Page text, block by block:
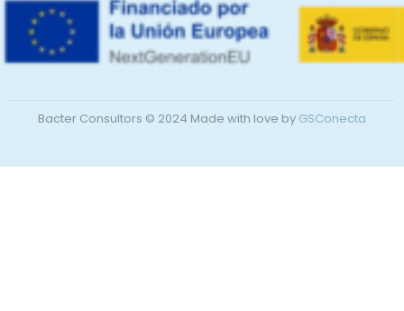
Bacter Consultors © 2024 Made with love by GSConecta